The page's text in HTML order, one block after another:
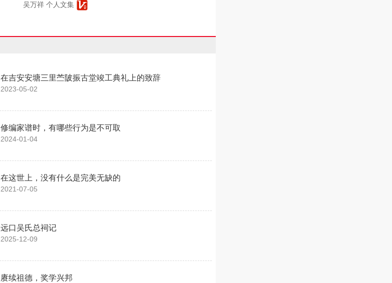
吴万祥 个人文集
在吉安安塘三里苎陂振古堂竣工典礼上的致辞
2023-05-02
修编家谱时，有哪些行为是不可取
2024-01-04
在这世上，没有什么是完美无缺的
2021-07-05
远口吴氏总祠记
2025-12-09
赓续祖德，奖学兴邦